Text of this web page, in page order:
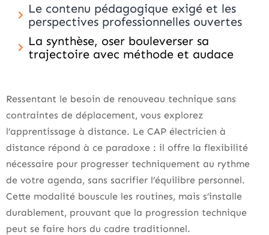
Le contenu pédagogique exigé et les
perspectives professionnelles ouvertes
La synthèse, oser bouleverser sa
trajectoire avec méthode et audace
Ressentant le besoin de renouveau technique sans
contraintes de déplacement, vous explorez
l’apprentissage à distance. Le CAP électricien à
distance répond à ce paradoxe : il offre la flexibilité
nécessaire pour progresser techniquement au rythme
de votre agenda, sans sacrifier l’équilibre personnel.
Cette modalité bouscule les routines, mais s’installe
durablement, prouvant que la progression technique
peut se faire hors du cadre traditionnel.